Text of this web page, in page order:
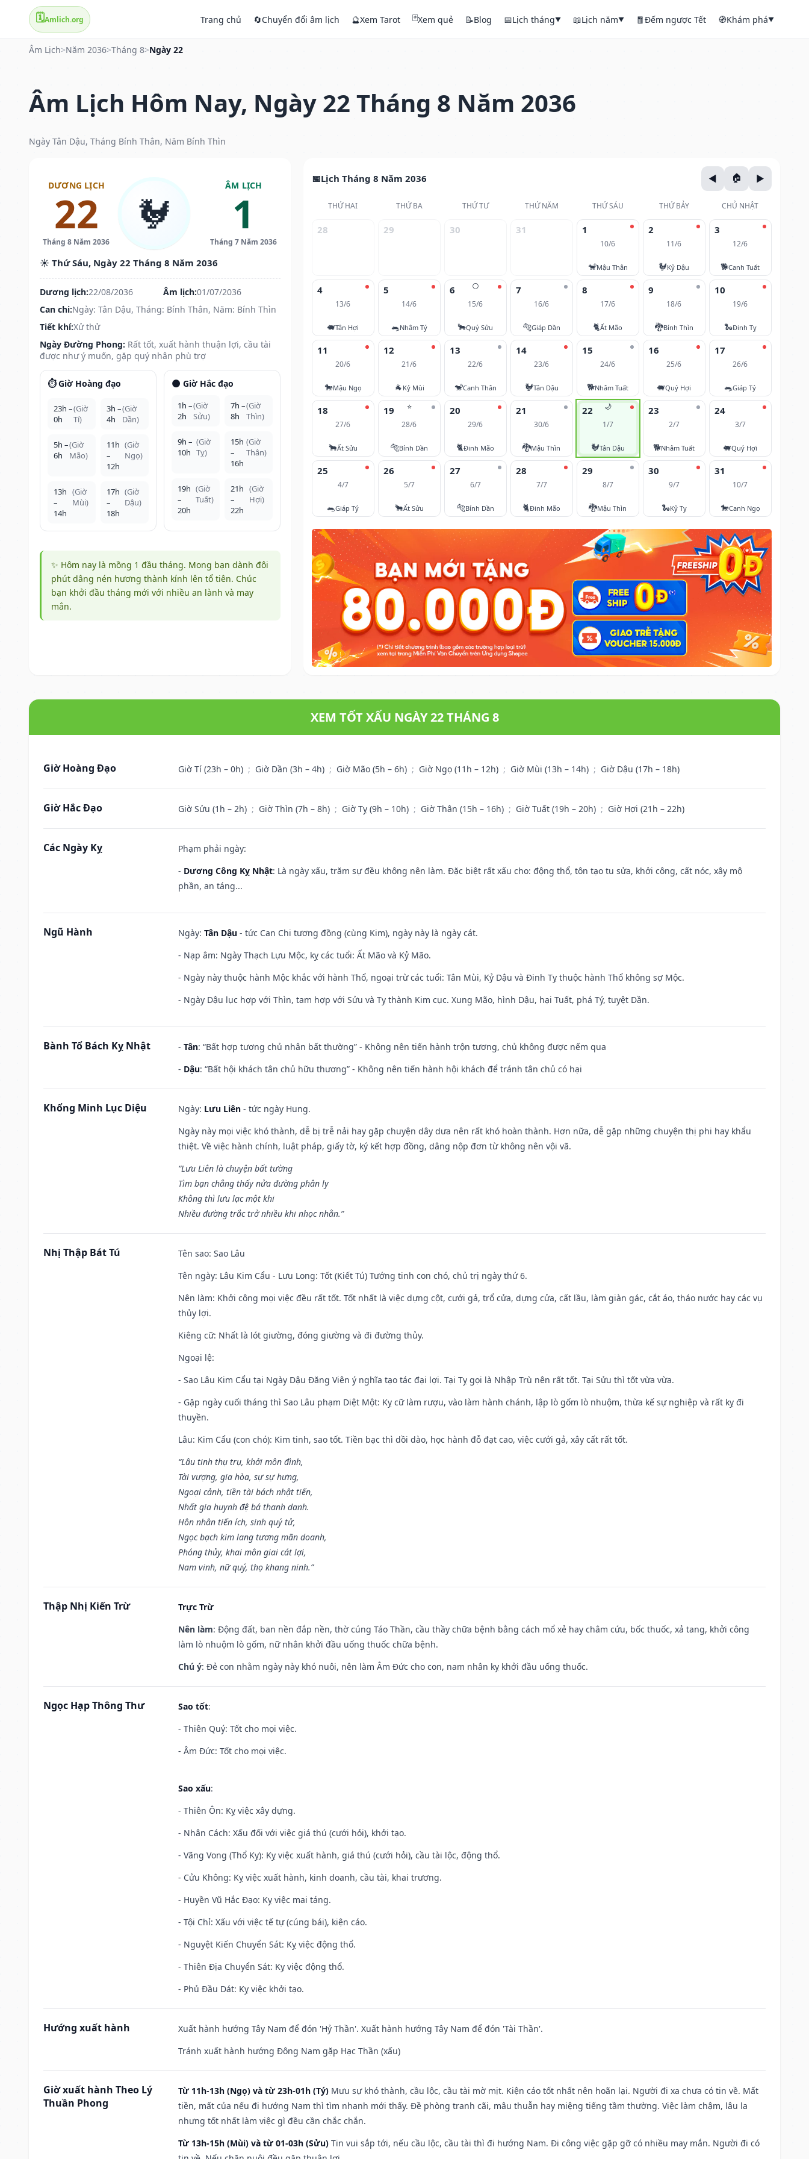
🗓️Amlich.org Trang chủ 🔄Chuyển đổi âm lịch 🔮Xem Tarot 🃏Xem quẻ 📝Blog 📅Lịch tháng▼ 📖Lịch năm▼ 🧧Đếm ngược Tết 🧭Khám phá▼
Âm Lịch>Năm 2036>Tháng 8>Ngày 22
Âm Lịch Hôm Nay, Ngày 22 Tháng 8 Năm 2036
Ngày Tân Dậu, Tháng Bính Thân, Năm Bính Thìn
DƯƠNG LỊCH
22
Tháng 8 Năm 2036
🐓
ÂM LỊCH
1
Tháng 7 Năm 2036
☀️ Thứ Sáu, Ngày 22 Tháng 8 Năm 2036
Dương lịch:22/08/2036 Âm lịch:01/07/2036
Can chi:Ngày: Tân Dậu, Tháng: Bính Thân, Năm: Bính Thìn
Tiết khí:Xử thử
Ngày Đường Phong: Rất tốt, xuất hành thuận lợi, cầu tài
được như ý muốn, gặp quý nhân phù trợ
⏱️ Giờ Hoàng đạo
23h –
0h
(Giờ
Tí)
3h –
4h
(Giờ
Dần)
5h –
6h
(Giờ
Mão)
11h
–
12h
(Giờ
Ngọ)
13h
–
14h
(Giờ
Mùi)
17h
–
18h
(Giờ
Dậu)
🌑 Giờ Hắc đạo
1h –
2h
(Giờ
Sửu)
7h –
8h
(Giờ
Thìn)
9h –
10h
(Giờ
Tỵ)
15h
–
16h
(Giờ
Thân)
19h
–
20h
(Giờ
Tuất)
21h
–
22h
(Giờ
Hợi)
✨ Hôm nay là mồng 1 đầu tháng. Mong bạn dành đôi
phút dâng nén hương thành kính lên tổ tiên. Chúc
bạn khởi đầu tháng mới với nhiều an lành và may
mắn.
Lịch Tháng 8 Năm 2036
THỨ HAI THỨ BA THỨ TƯ THỨ NĂM THỨ SÁU THỨ BẢY CHỦ NHẬT
28 29 30 31 1
10/6
🐒Mậu Thân
2
11/6
🐓Kỷ Dậu
3
12/6
🐕Canh Tuất
4
13/6
🐖Tân Hợi
5
14/6
🐀Nhâm Tý
🌕
6
15/6
🐂Quý Sửu
7
16/6
🐅Giáp Dần
8
17/6
🐈Ất Mão
9
18/6
🐉Bính Thìn
10
19/6
🐍Đinh Tỵ
11
20/6
🐎Mậu Ngọ
12
21/6
🐐 Kỷ Mùi
13
22/6
🐒Canh Thân
14
23/6
🐓Tân Dậu
15
24/6
🐕Nhâm Tuất
16
25/6
🐖Quý Hợi
17
26/6
🐀Giáp Tý
18
27/6
🐂Ất Sửu
⭐
19
28/6
🐅Bính Dần
20
29/6
🐈Đinh Mão
21
30/6
🐉Mậu Thìn
🌙
22
1/7
🐓Tân Dậu
23
2/7
🐕Nhâm Tuất
24
3/7
🐖Quý Hợi
25
4/7
🐀Giáp Tý
26
5/7
🐂Ất Sửu
27
6/7
🐅Bính Dần
28
7/7
🐈Đinh Mão
29
8/7
🐉Mậu Thìn
30
9/7
🐍Kỷ Tỵ
31
10/7
🐎Canh Ngọ
XEM TỐT XẤU NGÀY 22 THÁNG 8
Giờ Hoàng Đạo Giờ Tí (23h – 0h) ; Giờ Dần (3h – 4h) ; Giờ Mão (5h – 6h) ; Giờ Ngọ (11h – 12h) ; Giờ Mùi (13h – 14h) ; Giờ Dậu (17h – 18h)
Giờ Hắc Đạo Giờ Sửu (1h – 2h) ; Giờ Thìn (7h – 8h) ; Giờ Tỵ (9h – 10h) ; Giờ Thân (15h – 16h) ; Giờ Tuất (19h – 20h) ; Giờ Hợi (21h – 22h)
Các Ngày Kỵ
Phạm phải ngày:
- Dương Công Kỵ Nhật: Là ngày xấu, trăm sự đều không nên làm. Đặc biệt rất xấu cho: động thổ, tôn tạo tu sửa, khởi công, cất nóc, xây mộ
phần, an táng...
Ngũ Hành Ngày: Tân Dậu - tức Can Chi tương đồng (cùng Kim), ngày này là ngày cát.
- Nạp âm: Ngày Thạch Lựu Mộc, kỵ các tuổi: Ất Mão và Kỷ Mão.
- Ngày này thuộc hành Mộc khắc với hành Thổ, ngoại trừ các tuổi: Tân Mùi, Kỷ Dậu và Đinh Tỵ thuộc hành Thổ không sợ Mộc.
- Ngày Dậu lục hợp với Thìn, tam hợp với Sửu và Tỵ thành Kim cục. Xung Mão, hình Dậu, hại Tuất, phá Tý, tuyệt Dần.
Bành Tổ Bách Kỵ Nhật - Tân: “Bất hợp tương chủ nhân bất thường” - Không nên tiến hành trộn tương, chủ không được nếm qua
- Dậu: “Bất hội khách tân chủ hữu thương” - Không nên tiến hành hội khách để tránh tân chủ có hại
Khổng Minh Lục Diệu Ngày: Lưu Liên - tức ngày Hung.
Ngày này mọi việc khó thành, dễ bị trễ nải hay gặp chuyện dây dưa nên rất khó hoàn thành. Hơn nữa, dễ gặp những chuyện thị phi hay khẩu
thiệt. Về việc hành chính, luật pháp, giấy tờ, ký kết hợp đồng, dâng nộp đơn từ không nên vội vã.
“Lưu Liên là chuyện bất tường
Tìm bạn chẳng thấy nửa đường phân ly
Không thì lưu lạc một khi
Nhiều đường trắc trở nhiều khi nhọc nhằn.”
Nhị Thập Bát Tú Tên sao: Sao Lâu
Tên ngày: Lâu Kim Cẩu - Lưu Long: Tốt (Kiết Tú) Tướng tinh con chó, chủ trị ngày thứ 6.
Nên làm: Khởi công mọi việc đều rất tốt. Tốt nhất là việc dựng cột, cưới gả, trổ cửa, dựng cửa, cất lầu, làm giàn gác, cắt áo, tháo nước hay các vụ
thủy lợi.
Kiêng cữ: Nhất là lót giường, đóng giường và đi đường thủy.
Ngoại lệ:
- Sao Lâu Kim Cẩu tại Ngày Dậu Đăng Viên ý nghĩa tạo tác đại lợi. Tại Tỵ gọi là Nhập Trù nên rất tốt. Tại Sửu thì tốt vừa vừa.
- Gặp ngày cuối tháng thì Sao Lâu phạm Diệt Một: Kỵ cữ làm rượu, vào làm hành chánh, lập lò gốm lò nhuộm, thừa kế sự nghiệp và rất kỵ đi
thuyền.
Lâu: Kim Cẩu (con chó): Kim tinh, sao tốt. Tiền bạc thì dồi dào, học hành đỗ đạt cao, việc cưới gả, xây cất rất tốt.
“Lâu tinh thụ trụ, khởi môn đình,
Tài vượng, gia hòa, sự sự hưng,
Ngoại cảnh, tiền tài bách nhật tiến,
Nhất gia huynh đệ bá thanh danh.
Hôn nhân tiến ích, sinh quý tử,
Ngọc bạch kim lang tương mãn doanh,
Phóng thủy, khai môn giai cát lợi,
Nam vinh, nữ quý, thọ khang ninh.”
Thập Nhị Kiến Trừ
Trực Trừ
Nên làm: Động đất, ban nền đắp nền, thờ cúng Táo Thần, cầu thầy chữa bệnh bằng cách mổ xẻ hay châm cứu, bốc thuốc, xả tang, khởi công
làm lò nhuộm lò gốm, nữ nhân khởi đầu uống thuốc chữa bệnh.
Chú ý: Đẻ con nhằm ngày này khó nuôi, nên làm Âm Đức cho con, nam nhân kỵ khởi đầu uống thuốc.
Ngọc Hạp Thông Thư Sao tốt:
- Thiên Quý: Tốt cho mọi việc.
- Âm Đức: Tốt cho mọi việc.
Sao xấu:
- Thiên Ôn: Kỵ việc xây dựng.
- Nhân Cách: Xấu đối với việc giá thú (cưới hỏi), khởi tạo.
- Vãng Vong (Thổ Kỵ): Kỵ việc xuất hành, giá thú (cưới hỏi), cầu tài lộc, động thổ.
- Cửu Không: Kỵ việc xuất hành, kinh doanh, cầu tài, khai trương.
- Huyền Vũ Hắc Đạo: Kỵ việc mai táng.
- Tội Chỉ: Xấu với việc tế tự (cúng bái), kiện cáo.
- Nguyệt Kiến Chuyển Sát: Kỵ việc động thổ.
- Thiên Địa Chuyển Sát: Kỵ việc động thổ.
- Phủ Đầu Dát: Kỵ việc khởi tạo.
Hướng xuất hành
Xuất hành hướng Tây Nam để đón 'Hỷ Thần'. Xuất hành hướng Tây Nam để đón 'Tài Thần'.
Tránh xuất hành hướng Đông Nam gặp Hạc Thần (xấu)
Giờ xuất hành Theo Lý
Thuần Phong
Từ 11h-13h (Ngọ) và từ 23h-01h (Tý) Mưu sự khó thành, cầu lộc, cầu tài mờ mịt. Kiện cáo tốt nhất nên hoãn lại. Người đi xa chưa có tin về. Mất
tiền, mất của nếu đi hướng Nam thì tìm nhanh mới thấy. Đề phòng tranh cãi, mâu thuẫn hay miệng tiếng tầm thường. Việc làm chậm, lâu la
nhưng tốt nhất làm việc gì đều cần chắc chắn.
Từ 13h-15h (Mùi) và từ 01-03h (Sửu) Tin vui sắp tới, nếu cầu lộc, cầu tài thì đi hướng Nam. Đi công việc gặp gỡ có nhiều may mắn. Người đi có